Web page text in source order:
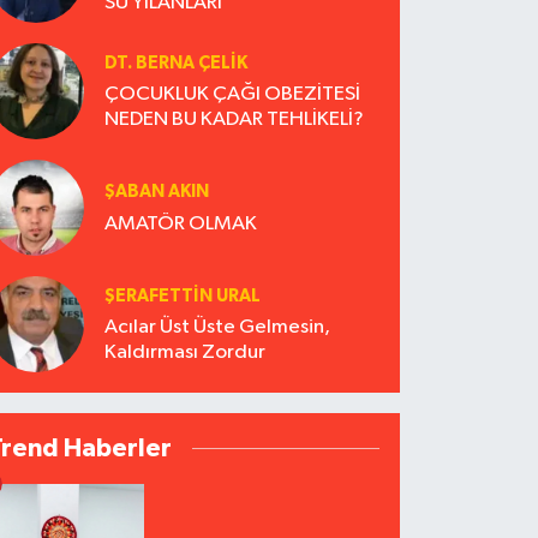
DT. BERNA ÇELIK
ÇOCUKLUK ÇAĞI OBEZİTESİ
NEDEN BU KADAR TEHLİKELİ?
ŞABAN AKIN
AMATÖR OLMAK
ŞERAFETTIN URAL
Acılar Üst Üste Gelmesin,
Kaldırması Zordur
Haberler